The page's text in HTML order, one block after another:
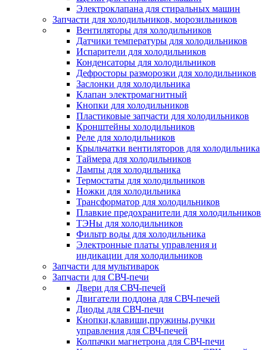
Электроклапана для стиральных машин
Запчасти для холодильников, морозильников
Вентиляторы для холодильников
Датчики температуры для холодильников
Испарители для холодильников
Конденсаторы для холодильников
Дефросторы разморозки для холодильников
Заслонки для холодильника
Клапан электромагнитный
Кнопки для холодильников
Пластиковые запчасти для холодильников
Кронштейны холодильников
Реле для холодильников
Крыльчатки вентиляторов для холодильника
Таймера для холодильников
Лампы для холодильника
Термостаты для холодильников
Ножки для холодильника
Трансформатор для холодильников
Плавкие предохранители для холодильников
ТЭНы для холодильников
Фильтр воды для холодильника
Электронные платы управления и
индикации для холодильников
Запчасти для мультиварок
Запчасти для СВЧ-печи
Двери для СВЧ-печей
Двигатели поддона для СВЧ-печей
Диоды для СВЧ-печи
Кнопки,клавиши,пружины,ручки
управления для СВЧ-печей
Колпачки магнетрона для СВЧ-печи